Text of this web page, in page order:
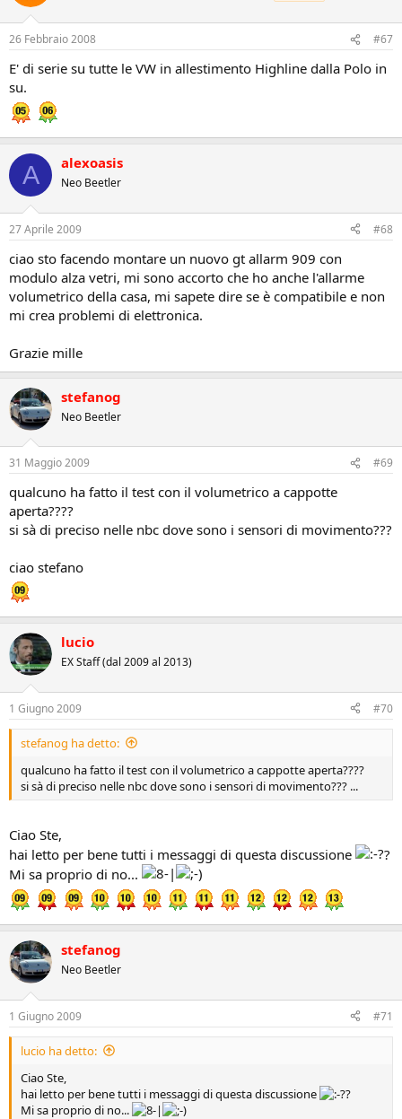
26 Febbraio 2008 #67
E' di serie su tutte le VW in allestimento Highline dalla Polo in
su.
A alexoasis
Neo Beetler
27 Aprile 2009 #68
ciao sto facendo montare un nuovo gt allarm 909 con
modulo alza vetri, mi sono accorto che ho anche l'allarme
volumetrico della casa, mi sapete dire se è compatibile e non
mi crea problemi di elettronica.
Grazie mille
stefanog
Neo Beetler
31 Maggio 2009 #69
qualcuno ha fatto il test con il volumetrico a cappotte
aperta????
si sà di preciso nelle nbc dove sono i sensori di movimento???
ciao stefano
lucio
EX Staff (dal 2009 al 2013)
1 Giugno 2009 #70
stefanog ha detto:
qualcuno ha fatto il test con il volumetrico a cappotte aperta????
si sà di preciso nelle nbc dove sono i sensori di movimento??? ...
Ciao Ste,
hai letto per bene tutti i messaggi di questa discussione
?
Mi sa proprio di no...
stefanog
Neo Beetler
1 Giugno 2009 #71
lucio ha detto:
Ciao Ste,
hai letto per bene tutti i messaggi di questa discussione
?
Mi sa proprio di no...